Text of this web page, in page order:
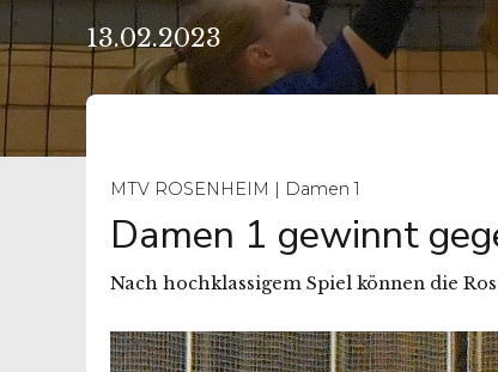
13.02.2023
MTV ROSENHEIM | Damen 1
Damen 1 gewinnt
Nach hochklassigem Spiel können die